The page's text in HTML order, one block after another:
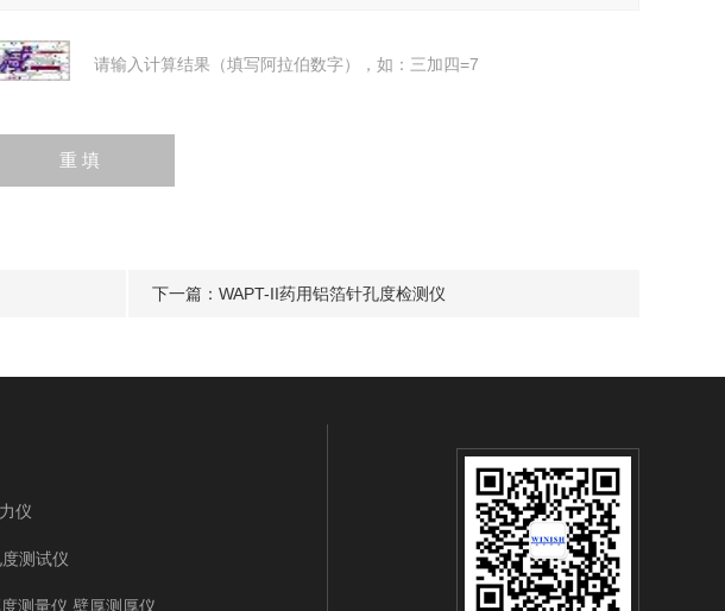
请输入计算结果（填写阿拉伯数字），如：三加四=7
下一篇： WAPT-II药用铝箔针孔度检测仪
仪
测试仪
测量仪 壁厚测厚仪